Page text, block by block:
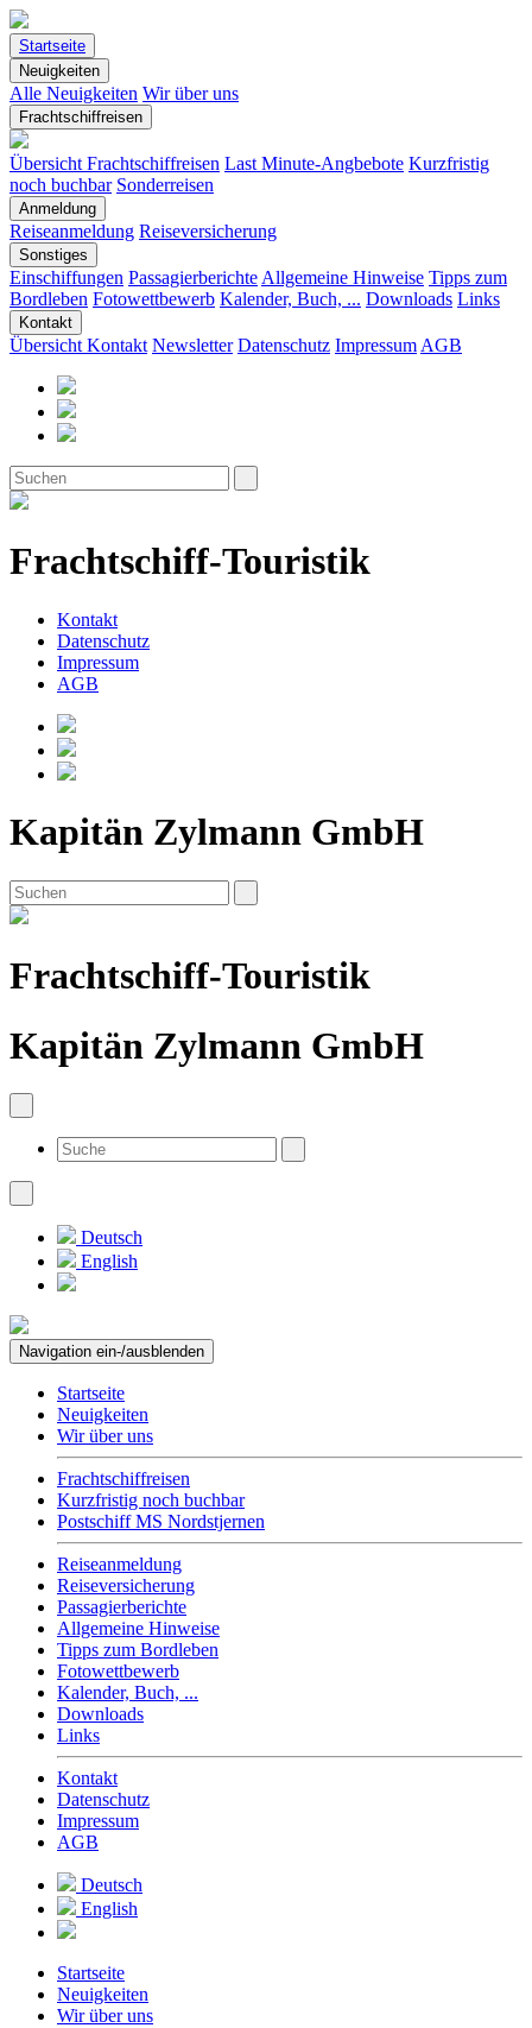
Startseite
Neuigkeiten
Alle Neuigkeiten Wir über uns
Frachtschiffreisen
Übersicht Frachtschiffreisen Last Minute-Angbebote Kurzfristig
noch buchbar Sonderreisen
Anmeldung
Reiseanmeldung Reiseversicherung
Sonstiges
Einschiffungen Passagierberichte Allgemeine Hinweise Tipps zum
Bordleben Fotowettbewerb Kalender, Buch, ... Downloads Links
Kontakt
Übersicht Kontakt Newsletter Datenschutz Impressum AGB
Frachtschiff-Touristik
Kontakt
Datenschutz
Impressum
AGB
Kapitän Zylmann GmbH
Frachtschiff-Touristik
Kapitän Zylmann GmbH
Deutsch
English
Navigation ein-/ausblenden
Startseite
Neuigkeiten
Wir über uns
Frachtschiffreisen
Kurzfristig noch buchbar
Postschiff MS Nordstjernen
Reiseanmeldung
Reiseversicherung
Passagierberichte
Allgemeine Hinweise
Tipps zum Bordleben
Fotowettbewerb
Kalender, Buch, ...
Downloads
Links
Kontakt
Datenschutz
Impressum
AGB
Deutsch
English
Startseite
Neuigkeiten
Wir über uns